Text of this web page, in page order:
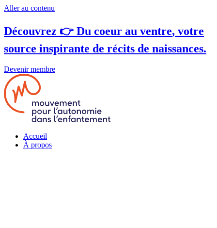
Aller au contenu
Découvrez 👉 Du coeur au ventre, votre
source inspirante de récits de naissances.
Devenir membre
Accueil
À propos